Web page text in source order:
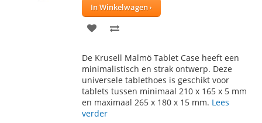
In Winkelwagen
VOEG
AAN
VERLANGLIJST
TE
VERGELIJKEN
De Krusell Malmö Tablet Case heeft een
minimalistisch en strak ontwerp. Deze
universele tablethoes is geschikt voor
tablets tussen minimaal 210 x 165 x 5 mm
en maximaal 265 x 180 x 15 mm. Lees
verder